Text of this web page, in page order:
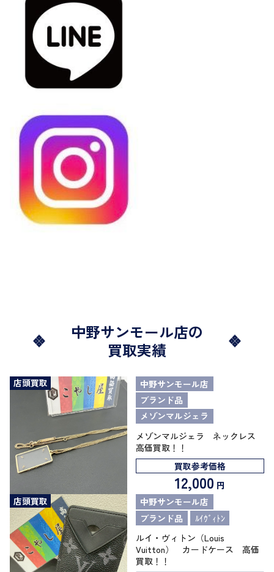
中野サンモール店の
買取実績
店頭買取
中野サンモール店
ブランド品
メゾンマルジェラ
メゾンマルジェラ ネックレス
高価買取！！
買取参考価格
12,000 円
店頭買取
中野サンモール店
ブランド品
ﾙｲｳﾞｨﾄﾝ
ルイ・ヴィトン（Louis
Vuitton） カードケース 高価
買取！！